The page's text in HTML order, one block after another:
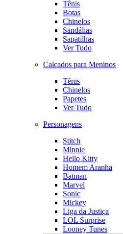
Tênis
Botas
Chinelos
Sandálias
Sapatilhas
Ver Tudo
Calçados para Meninos
Tênis
Chinelos
Papetes
Ver Tudo
Personagens
Stitch
Minnie
Hello Kitty
Homem Aranha
Batman
Marvel
Sonic
Mickey
Liga da Justiça
LOL Surprise
Looney Tunes